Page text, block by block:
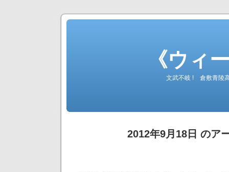
《ウィ
文武不岐 ! 倉敷青陵
2012年9月18日 のア